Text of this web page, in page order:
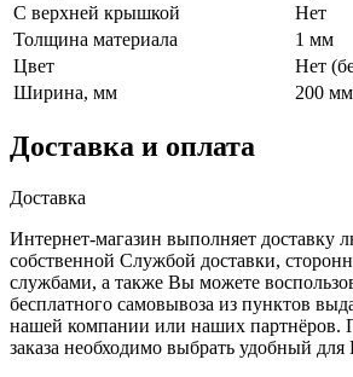
С верхней крышкой
Нет
Толщина материала
1 мм
Цвет
Нет
Ширина, мм
200 мм
Доставка и оплата
Доставка
Интернет-магазин выполняет доставку
собственной Службой доставки,
службами, а также Вы можете
бесплатного самовывоза из пунктов
нашей компании или наших партнёров.
заказа необходимо выбрать удобный для